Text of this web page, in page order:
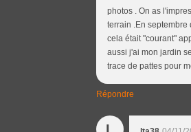
photos . On as
terrain .En septembre
cela était "courant"
aussi j'ai mon jardin
trace de pattes pour
Répondre